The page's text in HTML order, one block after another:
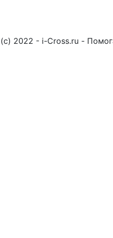
(c) 2022 - i-Cross.ru -